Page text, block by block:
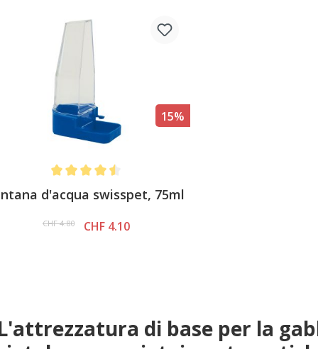
15%
d'acqua swisspet, 75ml
CHF 4.80 CHF 4.10
di base per la